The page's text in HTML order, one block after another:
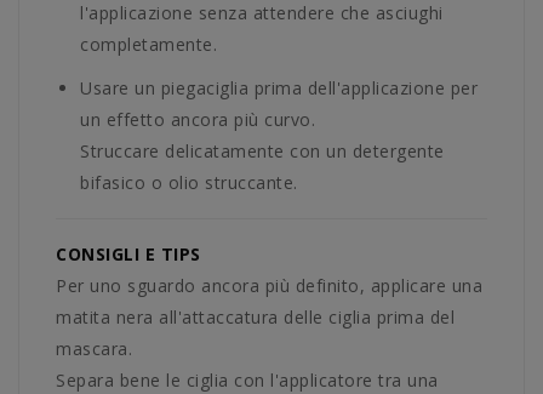
l'applicazione senza attendere che asciughi
completamente.
Usare un piegaciglia prima dell'applicazione per
un effetto ancora più curvo.
Struccare delicatamente con un detergente
bifasico o olio struccante.
CONSIGLI E TIPS
Per uno sguardo ancora più definito, applicare una
matita nera all'attaccatura delle ciglia prima del
mascara.
Separa bene le ciglia con l'applicatore tra una